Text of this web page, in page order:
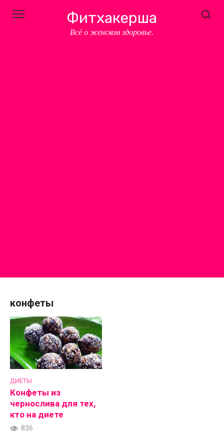
Фитхакерша
Всё о женском здоровье.
конфеты
ДИЕТЫ
Конфеты из
чернослива для тех,
кто на диете
836